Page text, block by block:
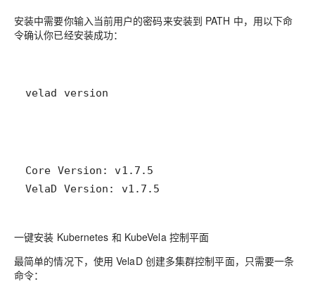
安装中需要你输入当前用户的密码来安装到 PATH 中，用以下命
令确认你已经安装成功：
velad version
VelaD Version: v1.7.5
一键安装 Kubernetes 和 KubeVela 控制平面
最简单的情况下，使用 VelaD 创建多集群控制平面，只需要一条
命令：